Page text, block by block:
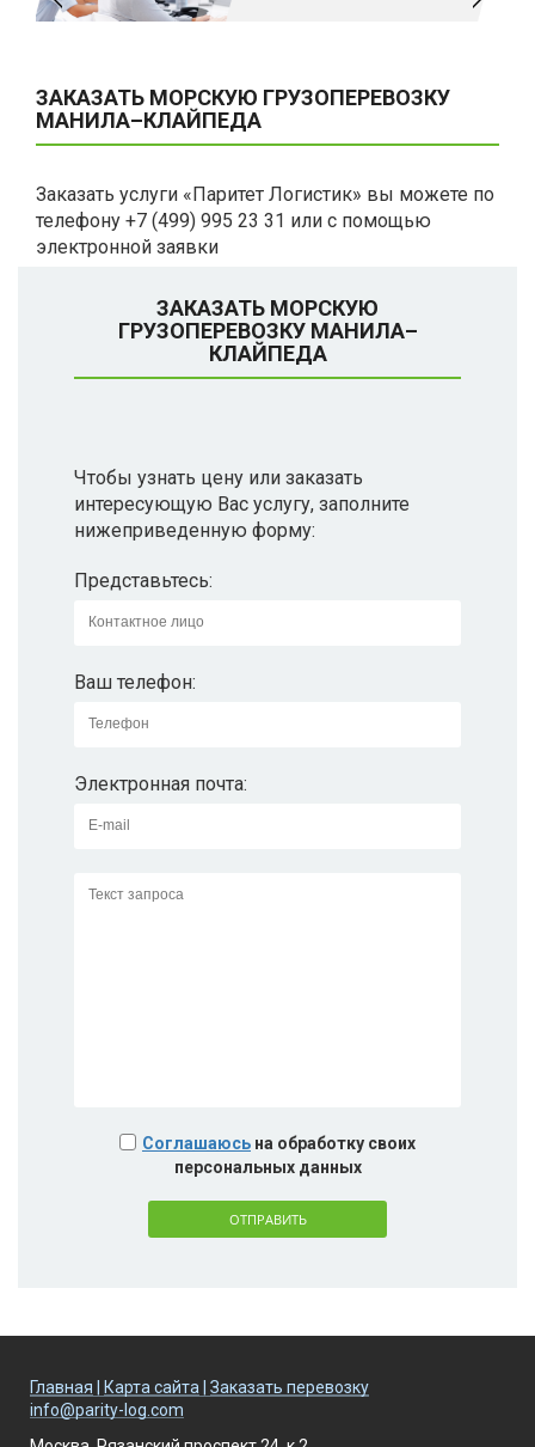
ЗАКАЗАТЬ МОРСКУЮ ГРУЗОПЕРЕВОЗКУ
МАНИЛА–КЛАЙПЕДА
Заказать услуги «Паритет Логистик» вы можете по
телефону +7 (499) 995 23 31 или с помощью
электронной заявки
ЗАКАЗАТЬ МОРСКУЮ
ГРУЗОПЕРЕВОЗКУ МАНИЛА–
КЛАЙПЕДА
Чтобы узнать цену или заказать
интересующую Вас услугу, заполните
нижеприведенную форму:
Представьтесь:
Ваш телефон:
Электронная почта:
Соглашаюсь на обработку своих
персональных данных
ОТПРАВИТЬ
Главная Карта сайта
Заказать перевозку
info@parity-log.com